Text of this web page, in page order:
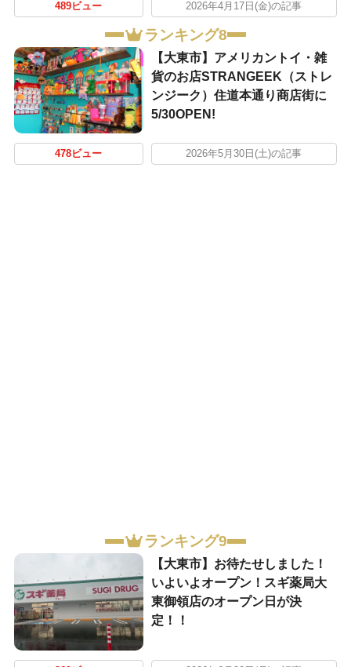
489ビュー 2026年4月17日(金)の記事
ランキング8
【大東市】アメリカントイ・雑
貨のお店STRANGEEK（ストレ
ンジーク）住道本通り商店街に
5/30OPEN!
478ビュー 2026年5月30日(土)の記事
ランキング9
【大東市】お待たせしました！
いよいよオープン！スギ薬局大
東御領店のオープン日が決
定！！